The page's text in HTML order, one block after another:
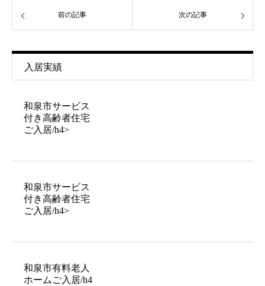
前の記事 次の記事
入居実績
和泉市サービス
付き高齢者住宅
ご入居/h4>
和泉市サービス
付き高齢者住宅
ご入居/h4>
和泉市有料老人
ホームご入居/h4